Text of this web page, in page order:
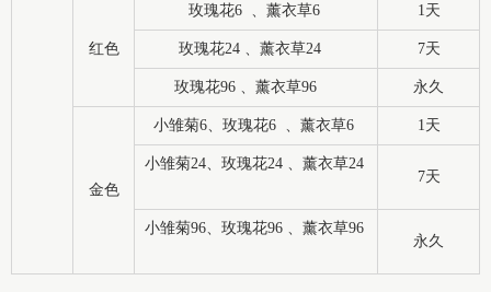
红色
玫瑰花6 、薰衣草6 1天
玫瑰花24 、薰衣草24 7天
玫瑰花96 、薰衣草96 永久
金色
小雏菊6、玫瑰花6 、薰衣草6 1天
小雏菊24、玫瑰花24 、薰衣草24
7天
小雏菊96、玫瑰花96 、薰衣草96
永久